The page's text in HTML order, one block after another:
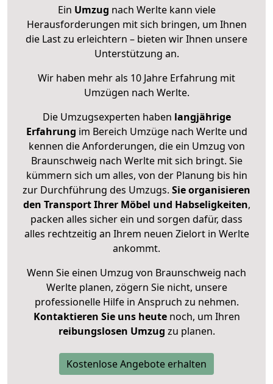
Ein Umzug nach Werlte kann viele
Herausforderungen mit sich bringen, um Ihnen
die Last zu erleichtern – bieten wir Ihnen unsere
Unterstützung an.
Wir haben mehr als 10 Jahre Erfahrung mit
Umzügen nach Werlte.
Die Umzugsexperten haben langjährige
Erfahrung im Bereich Umzüge nach Werlte und
kennen die Anforderungen, die ein Umzug von
Braunschweig nach Werlte mit sich bringt. Sie
kümmern sich um alles, von der Planung bis hin
zur Durchführung des Umzugs. Sie organisieren
den Transport Ihrer Möbel und Habseligkeiten,
packen alles sicher ein und sorgen dafür, dass
alles rechtzeitig an Ihrem neuen Zielort in Werlte
ankommt.
Wenn Sie einen Umzug von Braunschweig nach
Werlte planen, zögern Sie nicht, unsere
professionelle Hilfe in Anspruch zu nehmen.
Kontaktieren Sie uns heutenoch, um Ihren
reibungslosen Umzug zu planen.
Kostenlose Angebote erhalten